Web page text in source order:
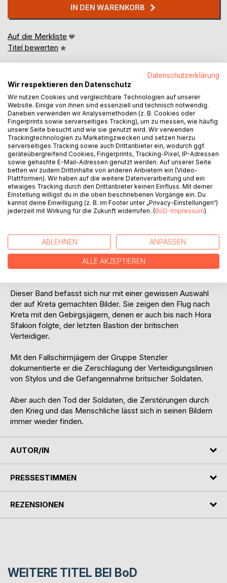
IN DEN WARENKORB
Auf die Merkliste
Titel bewerten
BESCHREIBUNG
Franz-Peter Weixler war Kriegsberichterstatter, während
des gesamten Balkanfeldzuges. Von ihm existieren mehr
als 1.500 Bilder, die jedoch meist unbekannt sind.
Traurig Berühmtheit erlangte der Fotograf mit seinen
Bildern über die Erschießung der Zivilisten von Kondomarie
Kaum einer der Kriegsberichterstatter der Wehrmacht hat
vor und während den harten Kämpfen um die Insel Kreta so
viele Fotos angefertigt wie er.
Dieser Band befasst sich nur mit einer gewissen Auswahl
der auf Kreta gemachten Bilder. Sie zeigen den Flug nach
Kreta mit den Gebirgsjägern, denen er auch bis nach Hora
Sfakion folgte, der letzten Bastion der britischen
Verteidiger.
Mit den Fallschirmjägern der Gruppe Stenzler
dokumentierte er die Zerschlagung der Verteidigungslinien
von Stylos und die Gefangennahme britsicher Soldaten.
Aber auch den Tod der Soldaten, die Zerstörungen durch
den Krieg und das Menschliche lässt sich in seinen Bildern
immer wieder finden.
AUTOR/IN
PRESSESTIMMEN
REZENSIONEN
WEITERE TITEL BEI BoD
Datenschutzerklärung
Wir respektieren den Datenschutz
Wir nutzen Cookies und vergleichbare Technologien auf unserer
Website. Einige von ihnen sind essenziell und technisch notwendig.
Daneben verwenden wir Analysemethoden (z. B. Cookies oder
Fingerprints sowie serverseitiges Tracking), um zu messen, wie häufig
unsere Seite besucht und wie sie genutzt wird. Wir verwenden
Trackingtechnologien zu Marketingzwecken und setzen hierzu
serverseitiges Tracking sowie auch Drittanbieter ein, wodurch ggf.
geräteübergreifend Cookies, Fingerprints, Tracking-Pixel, IP-Adressen
sowie gehashte E-Mail-Adressen genutzt werden. Auf unserer Seite
betten wir zudem Drittinhalte von anderen Anbietern ein (Video-
Plattformen). Wir haben auf die weitere Datenverarbeitung und ein
etwaiges Tracking durch den Drittanbieter keinen Einfluss. Mit deiner
Einstellung willigst du in die oben beschriebenen Vorgänge ein. Du
kannst deine Einwilligung (z. B. im Footer unter „Privacy-Einstellungen“)
jederzeit mit Wirkung für die Zukunft widerrufen. (BoD-Impressum)
ABLEHNEN ANPASSEN
ALLE AKZEPTIEREN